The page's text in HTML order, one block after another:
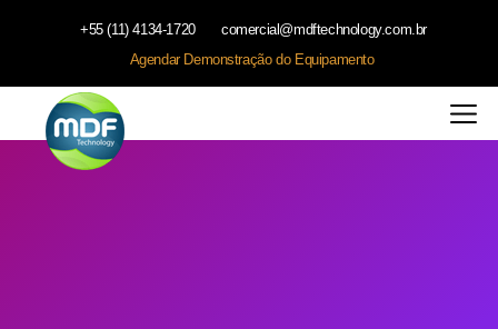
+55 (11) 4134-1720
comercial@mdftechnology.com.br
Agendar Demonstração do Equipamento